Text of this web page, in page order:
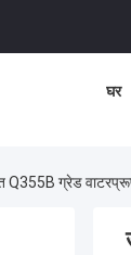
घर
Q355B ग्रेड